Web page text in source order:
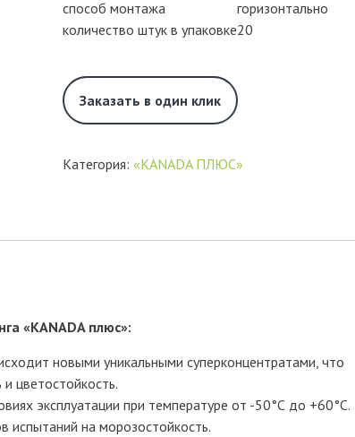
способ монтажа
горизонтально
количество штук в упаковке20
Заказать в один клик
Категория: «KANADA ПЛЮС»
«KANADA плюс»:
новыми уникальными суперконцентратами, что
цветостойкость.
эксплуатации при температуре от -50°С до +60°С.
испытаний на морозостойкость.